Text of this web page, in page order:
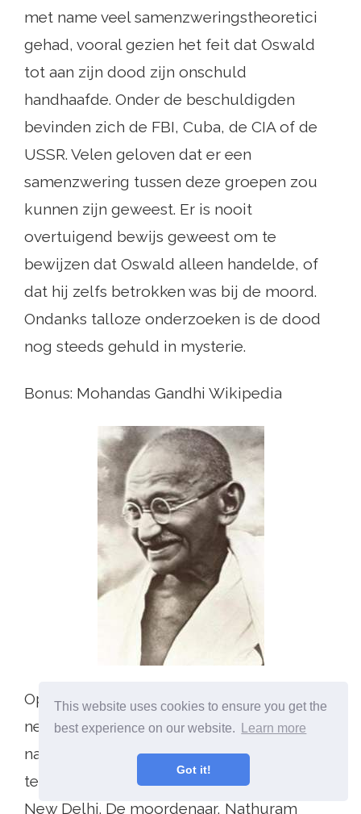
This website uses cookies to ensure you get the
best experience on our website.
Learn more
Got it!
met name veel samenzweringstheoretici
gehad, vooral gezien het feit dat Oswald
tot aan zijn dood zijn onschuld
handhaafde. Onder de beschuldigden
bevinden zich de FBI, Cuba, de CIA of de
USSR. Velen geloven dat er een
samenzwering tussen deze groepen zou
kunnen zijn geweest. Er is nooit
overtuigend bewijs geweest om te
bewijzen dat Oswald alleen handelde, of
dat hij zelfs betrokken was bij de moord.
Ondanks talloze onderzoeken is de dood
nog steeds gehuld in mysterie.
Bonus: Mohandas Gandhi Wikipedia
Op 30 januari 1948 werd Gandhi
neergeschoten en gedood tijdens zijn
nachtelijke openbare wandeling op het
terrein van Birla Bhavan (Birla House) in
New Delhi. De moordenaar, Nathuram